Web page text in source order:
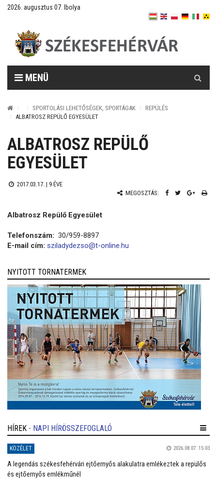
2026. augusztus 07. Ibolya
MENÜ
SPORTOLÁSI LEHETŐSÉGEK, SPORTÁGAK
REPÜLÉS
ALBATROSZ REPÜLŐ EGYESÜLET
ALBATROSZ REPÜLŐ
EGYESÜLET
2017.03.17. | 9 ÉVE
MEGOSZTÁS:
Albatrosz Repülő Egyesület
Telefonszám: 30/959-8897
E-mail cím: sziladydezso@t-online.hu
NYITOTT TORNATERMEK
HÍREK - NAPI HÍRÖSSZEFOGLALÓ
KÖZÉLET 2026.08.07. 15:03
A legendás székesfehérvári ejtőernyős alakulatra emlékeztek a repülős
és ejtőernyős emlékműnél